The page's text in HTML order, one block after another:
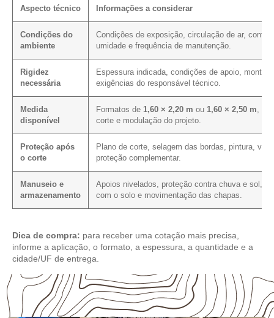
Aspecto técnico Informações a considerar
Condições do
ambiente
Condições de exposição, circulação de ar,
umidade e frequência de manutenção.
Rigidez
necessária
Espessura indicada, condições de apoio,
exigências do responsável técnico.
Medida
disponível
Formatos de 1,60 × 2,20 m ou 1,60 × 2,50 m,
corte e modulação do projeto.
Proteção após
o corte
Plano de corte, selagem das bordas, pintura,
proteção complementar.
Manuseio e
armazenamento
Apoios nivelados, proteção contra chuva e sol,
com o solo e movimentação das chapas.
Dica de compra: para receber uma cotação mais precisa,
informe a aplicação, o formato, a espessura, a quantidade e a
cidade/UF de entrega.